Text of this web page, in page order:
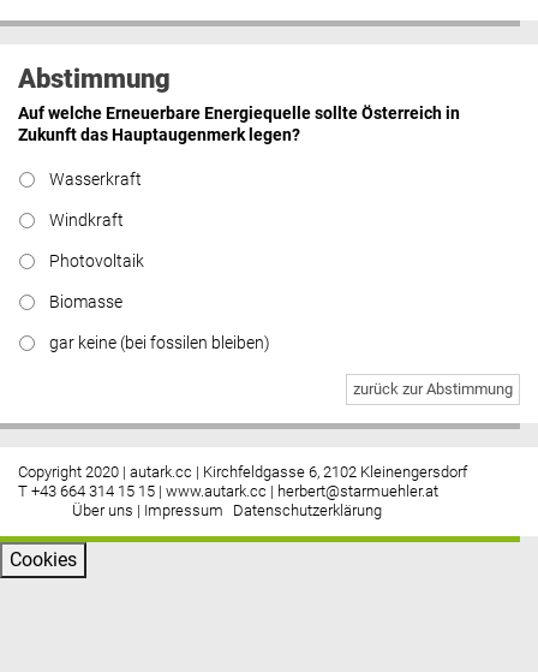
Abstimmung
Auf welche Erneuerbare Energiequelle sollte Österreich in
Zukunft das Hauptaugenmerk legen?
Wasserkraft
Windkraft
Photovoltaik
Biomasse
gar keine (bei fossilen bleiben)
zurück zur Abstimmung
Copyright 2020 | autark.cc | Kirchfeldgasse 6, 2102 Kleinengersdorf
T +43 664 314 15 15 | www.autark.cc | herbert@starmuehler.at
Über uns | Impressum Datenschutzerklärung
Cookies